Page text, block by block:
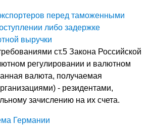
перед таможенными
либо задержке
выручки
ст.5 Закона Российской
регулировании и валютном
валюта, получаемая
- резидентами,
зачислению на их счета.
Германии